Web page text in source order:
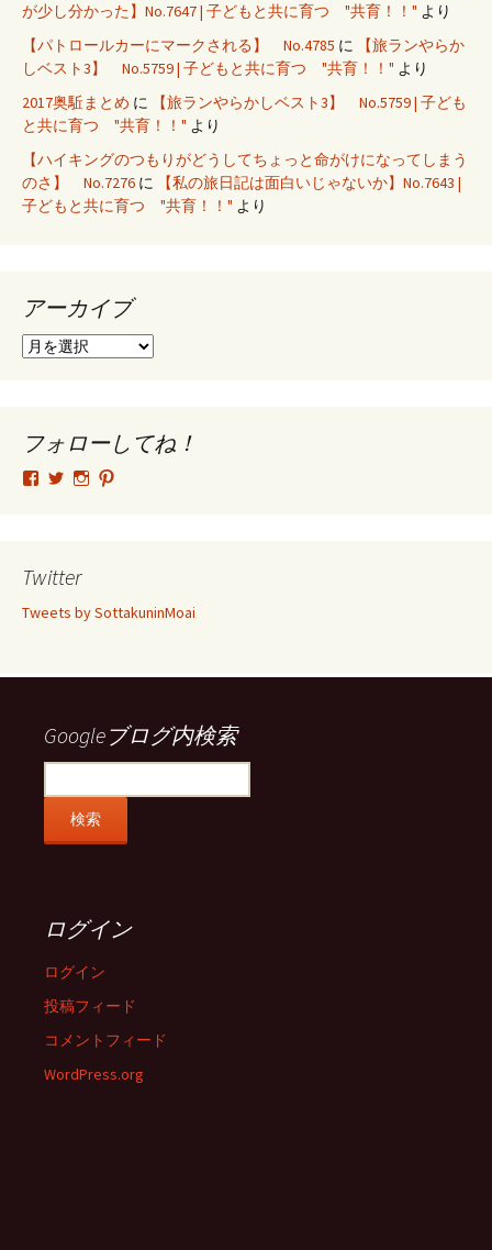
が少し分かった】No.7647 | 子どもと共に育つ "共育！！" より
【パトロールカーにマークされる】 No.4785 に
【旅ランやらか
しベスト3】 No.5759 | 子どもと共に育つ "共育！！" より
2017奥駈まとめ に
【旅ランやらかしベスト3】 No.5759 | 子ども
と共に育つ "共育！！" より
【ハイキングのつもりがどうしてちょっと命がけになってしまう
のさ】 No.7276 に
【私の旅日記は面白いじゃないか】No.7643 |
子どもと共に育つ "共育！！" より
アーカイブ
ア
ブ
フォローしてね！
tsutomu.hattori.33
フ
ー
SottakuninMoai
フ
ー
tsutomu.hattori.33
ー ー
示
Twitter
Tweets by SottakuninMoai
Googleブログ内検索
ログイン
ログイン
投稿フィード
コメントフィード
WordPress.org